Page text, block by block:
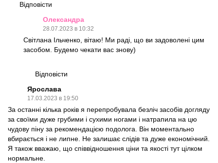
Відповісти
Олександра
28.07.2023 в 10:32
Світлана Ільченко, вітаю! Ми раді, що ви задоволені цим
засобом. Будемо чекати вас знову)
Відповісти
Ярослава
17.03.2023 в 19:50
За останні кілька років я перепробувала безліч засобів догляду
за своїми дуже грубими і сухими ногами і натрапила на цю
чудову піну за рекомендацією подолога. Він моментально
вбирається і не липне. Не залишає слідів та дуже економічний.
Я також вважаю, що співвідношення ціни та якості тут цілком
нормальне.